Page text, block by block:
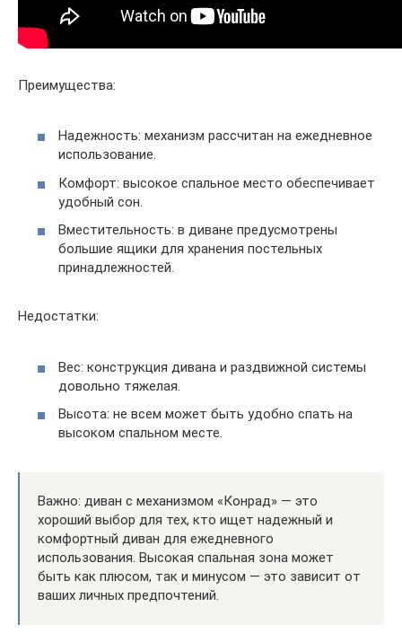
Преимущества:
Надежность: механизм рассчитан на ежедневное
использование.
Комфорт: высокое спальное место обеспечивает
удобный сон.
Вместительность: в диване предусмотрены
большие ящики для хранения постельных
принадлежностей.
Недостатки:
Вес: конструкция дивана и раздвижной системы
довольно тяжелая.
Высота: не всем может быть удобно спать на
высоком спальном месте.
Важно: диван с механизмом «Конрад» — это
хороший выбор для тех, кто ищет надежный и
комфортный диван для ежедневного
использования. Высокая спальная зона может
быть как плюсом, так и минусом — это зависит от
ваших личных предпочтений.